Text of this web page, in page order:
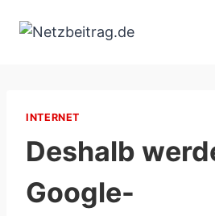
Inhalt
INTERNET
Deshalb
Google-